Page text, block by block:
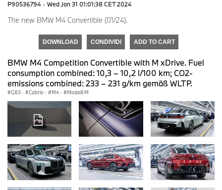
P90536794 · Wed Jan 31 01:01:38 CET 2024
The new BMW M4 Convertible (01/24).
DOWNLOAD CONDIVIDI ADD TO CART
BMW M4 Competition Convertible with M xDrive. Fuel
consumption combined: 10,3 – 10,2 l/100 km; CO2-
emissions combined: 233 – 231 g/km gemäß WLTP.
G83 · Cabrio · M4 · Modelli M